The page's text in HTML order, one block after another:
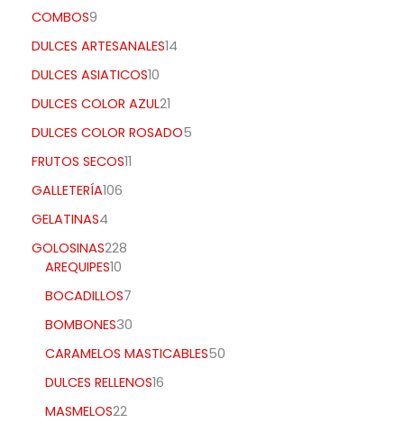
COMBOS9
DULCES ARTESANALES14
DULCES ASIATICOS10
DULCES COLOR AZUL21
DULCES COLOR ROSADO5
FRUTOS SECOS11
GALLETERÍA106
GELATINAS4
GOLOSINAS228
AREQUIPES10
BOCADILLOS7
BOMBONES30
CARAMELOS MASTICABLES50
DULCES RELLENOS16
MASMELOS22